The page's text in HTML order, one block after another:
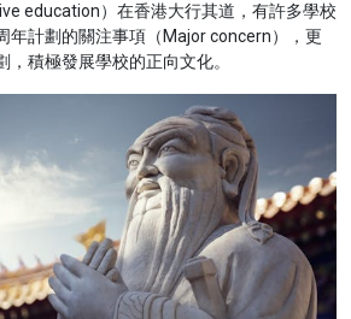
education）在香港大行其道，有許多學校
年計劃的關注事項（Major concern），更
積極發展學校的正向文化。